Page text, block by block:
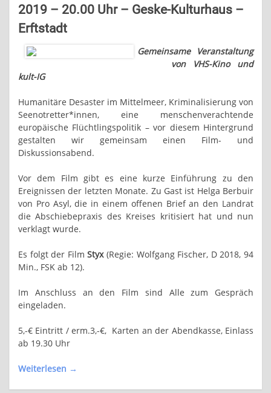
2019 – 20.00 Uhr – Geske-Kulturhaus –
Erftstadt
Gemeinsame Veranstaltung
von VHS-Kino und
kult-IG
Humanitäre Desaster im Mittelmeer, Kriminalisierung von
Seenotretter*innen, eine menschenverachtende
europäische Flüchtlingspolitik – vor diesem Hintergrund
gestalten wir gemeinsam einen Film- und
Diskussionsabend.
Vor dem Film gibt es eine kurze Einführung zu den
Ereignissen der letzten Monate. Zu Gast ist Helga Berbuir
von Pro Asyl, die in einem offenen Brief an den Landrat
die Abschiebepraxis des Kreises kritisiert hat und nun
verklagt wurde.
Es folgt der FilmStyx(Regie: Wolfgang Fischer, D 2018, 94
Min., FSK ab 12).
Im Anschluss an den Film sind Alle zum Gespräch
eingeladen.
5,-€ Eintritt / erm.3,-€, Karten an der Abendkasse, Einlass
ab 19.30 Uhr
Weiterlesen →